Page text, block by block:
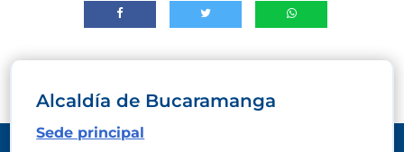
Alcaldía de Bucaramanga
Sede principal